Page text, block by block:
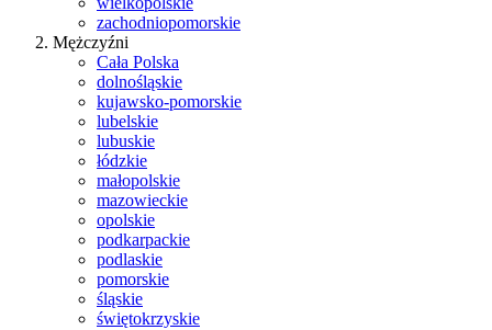
zachodniopomorskie
Mężczyźni
Cała Polska
dolnośląskie
kujawsko-pomorskie
lubelskie
lubuskie
łódzkie
małopolskie
mazowieckie
opolskie
podkarpackie
podlaskie
pomorskie
śląskie
świętokrzyskie